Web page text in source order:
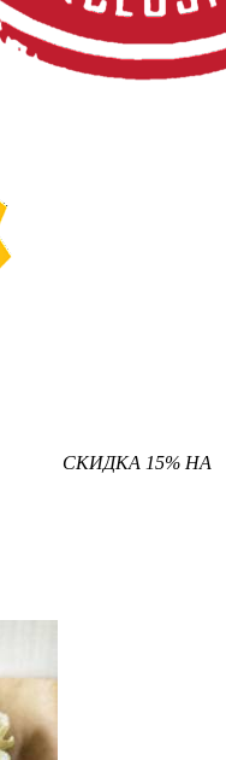
СКИДКА 15% НА